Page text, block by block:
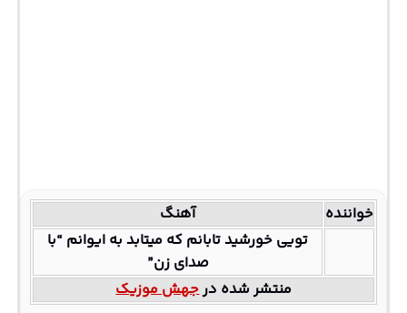
خواننده
آهنگ
تویی خورشید تابانم که میتابد به ایوانم “با
صدای زن”
منتشر شده درجهش موزیک